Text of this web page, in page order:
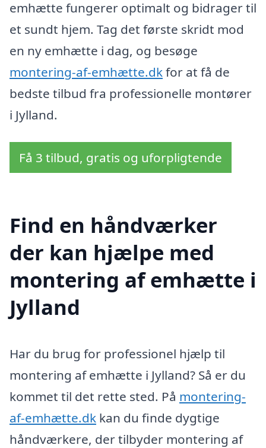
emhætte fungerer optimalt og bidrager til
et sundt hjem. Tag det første skridt mod
en ny emhætte i dag, og besøge
montering-af-emhætte.dkfor at få de
bedste tilbud fra professionelle montører
i Jylland.
Få 3 tilbud, gratis og uforpligtende
Find en håndværker
der kan hjælpe med
montering af emhætte i
Jylland
Har du brug for professionel hjælp til
montering af emhætte i Jylland? Så er du
kommet til det rette sted. På montering-
af-emhætte.dk kan du finde dygtige
håndværkere, der tilbyder montering af